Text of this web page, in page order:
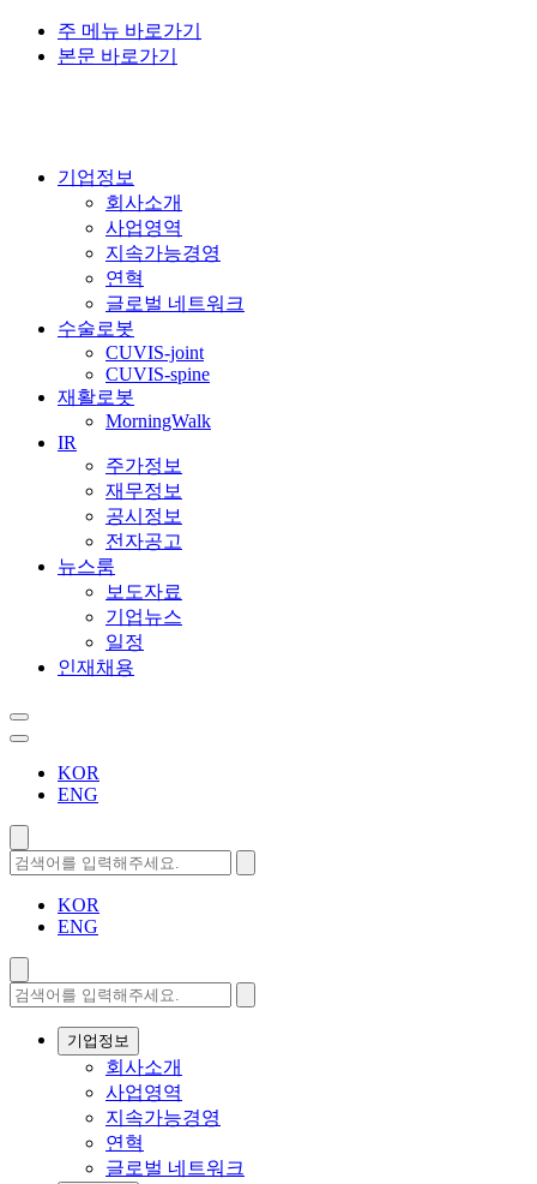
주 메뉴 바로가기
본문 바로가기
기업정보
회사소개
사업영역
지속가능경영
연혁
글로벌 네트워크
수술로봇
CUVIS-joint
CUVIS-spine
재활로봇
MorningWalk
IR
주가정보
재무정보
공시정보
전자공고
뉴스룸
보도자료
기업뉴스
일정
인재채용
KOR
ENG
KOR
ENG
기업정보
회사소개
사업영역
지속가능경영
연혁
글로벌 네트워크